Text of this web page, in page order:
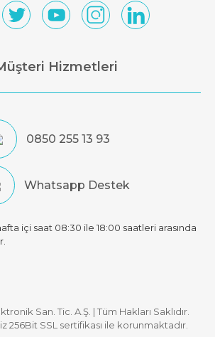
Hizmetleri
0850 255 13 93
Whatsapp Destek
içi saat 08:30 ile 18:00 saatleri arasında
San. Tic. A.Ş. | Tüm Hakları Saklıdır.
256Bit SSL sertifikası ile korunmaktadır.